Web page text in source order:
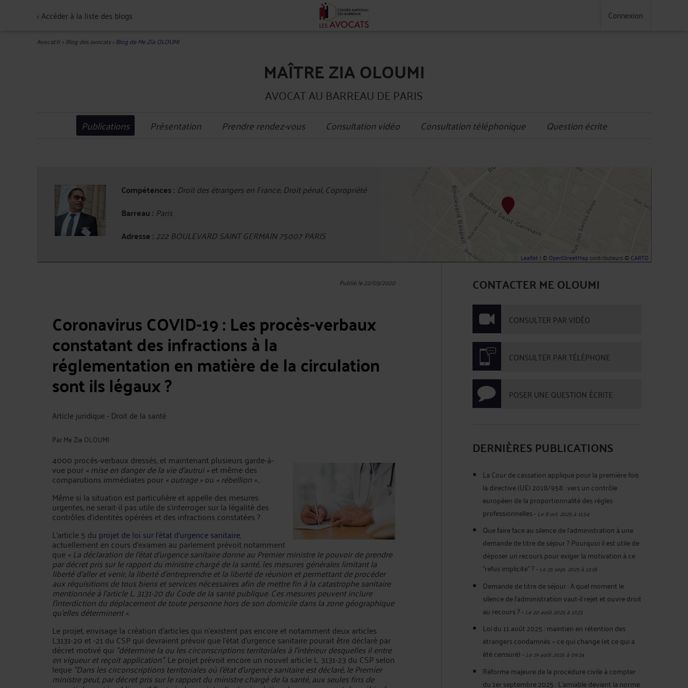
<Accéder à la liste des blogs Connexion
Avocat.fr>Blog des avocats>Blog de Me Zia OLOUMI
MAÎTRE ZIA OLOUMI
AVOCAT AU BARREAU DE PARIS
Publications Présentation Prendre rendez-vous Consultation vidéo Consultation téléphonique Question écrite
Compétences : Droit des étrangers en France, Droit pénal, Copropriété
Barreau : Paris
Adresse : 222 BOULEVARD SAINT GERMAIN 75007 PARIS
Leaflet | ©OpenStreetMapcontributeurs ©CARTO
Publié le 22/03/2020
Coronavirus COVID-19 : Les procès-verbaux
constatant des infractions à la
réglementation en matière de la circulation
sont ils légaux ?
Article juridique - Droit de la santé
ParMe Zia OLOUMI
4000 procès-verbaux dressés, et maintenant plusieurs garde-à-
vue pour« mise en danger de la vie d’autrui »et même des
comparutions immédiates pour« outrage »ou « rébellion »...
Même si la situation est particulière et appelle des mesures
urgentes, ne serait-il pas utile de s’interroger sur la légalité des
contrôles d’identités opérées et des infractions constatées ?
L’article 5 du projet de loi sur l’état d’urgence sanitaire,
actuellement en cours d’examen au parlement prévoit notamment
que« La déclaration de l’état d’urgence sanitaire donne au Premier ministre le pouvoir de prendre
par décret pris sur le rapport du ministre chargé de la santé, les mesures générales limitant la
liberté d’aller et venir, la liberté d’entreprendre et la liberté de réunion et permettant de procéder
aux réquisitions de tous biens et services nécessaires afin de mettre fin à la catastrophe sanitaire
mentionnée à l’article L. 3131-20 du Code de la santé publique. Ces mesures peuvent inclure
l’interdiction du déplacement de toute personne hors de son domicile dans la zone géographique
qu’elles déterminent ».
Le projet, envisage la création d'articles qui n'existent pas encore et notamment deux articles
L3131-20 et -21 du CSP qui devraient prévoir que l'état d'urgence sanitaire pourait être déclaré par
décret motivé qui "détermine la ou les circonscriptions territoriales à l’intérieur desquelles il entre
en vigueur et reçoit application". Le projet prévoit encore un nouvel article L. 3131-23 du CSP selon
leque"Dans les circonscriptions territoriales où l’état d’urgence sanitaire est déclaré, le Premier
ministre peut, par décret pris sur le rapport du ministre chargé de la santé, aux seules fins de
CONTACTER ME OLOUMI
CONSULTER PAR VIDÉO
CONSULTER PAR TÉLÉPHONE
POSER UNE QUESTION ÉCRITE
DERNIÈRES PUBLICATIONS
La Cour de cassation applique pour la première fois
la directive (UE) 2018/958 : vers un contrôle
européen de la proportionnalité des règles
professionnelles-Le 8 oct. 2025 à 11:54
Que faire face au silence de l'administration à une
demande de titre de séjour ? Pourquoi il est utile de
déposer un recours pour exiger la motivation à ce
"refus implicite" ?-Le 25 sept. 2025 à 13:18
Demande de titre de séjour : A quel moment le
silence de l’administration vaut-il rejet et ouvre droit
au recours ?-Le 20 août 2025 à 17:23
Loi du 11 août 2025 : maintien en rétention des
étrangers condamnés — ce qui change (et ce qui a
été censuré)-Le 19 août 2025 à 09:24
Réforme majeure de la procédure civile à compter
du 1er septembre 2025 : L'amiable devient la norme